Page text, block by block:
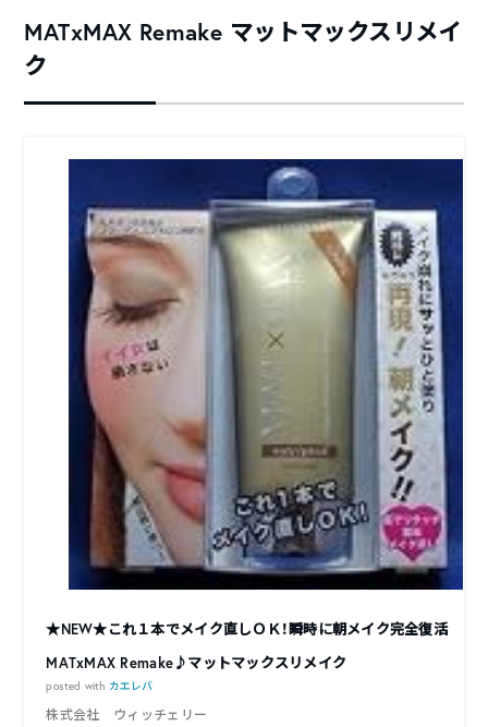
MATxMAX Remake マットマックスリメイ
ク
★NEW★これ１本でメイク直しＯＫ！瞬時に朝メイク完全復活
MATxMAX Remake♪マットマックスリメイク
posted with カエレバ
株式会社 ウィッチェリー